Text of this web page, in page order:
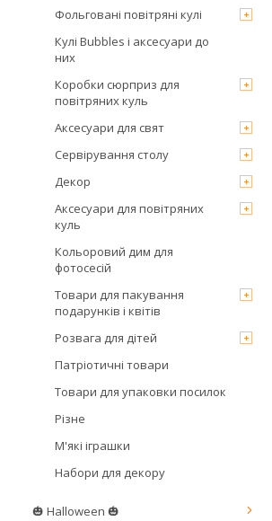
Фольговані повітряні кулі
Кулі Bubbles і аксесуари до
них
Коробки сюрприз для
повітряних куль
Аксесуари для свят
Сервірування столу
Декор
Аксесуари для повітряних
куль
Кольоровий дим для
фотосесій
Товари для пакування
подарунків і квітів
Розвага для дітей
Патріотичні товари
Товари для упаковки посилок
Різне
М'які іграшки
Набори для декору
🎃 Halloween 🎃